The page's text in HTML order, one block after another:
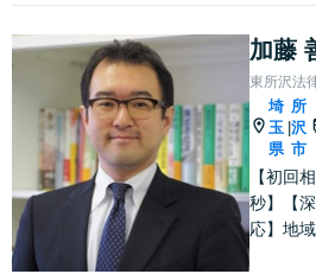
加藤
東所沢法
埼
玉
県
|
所
沢
市
【初回
秒】【
応】地